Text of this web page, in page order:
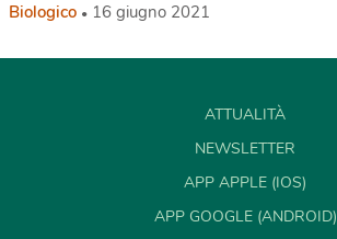
Biologico 16 giugno 2021
ATTUALITÀ
NEWSLETTER
APP APPLE (IOS)
APP GOOGLE (ANDROID)